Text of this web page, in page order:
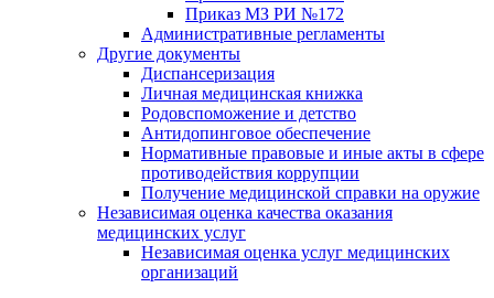
Приказ МЗ РИ №172
Административные регламенты
Другие документы
Диспансеризация
Личная медицинская книжка
Родовспоможение и детство
Антидопинговое обеспечение
Нормативные правовые и иные акты в сфере
противодействия коррупции
Получение медицинской справки на оружие
Независимая оценка качества оказания
медицинских услуг
Независимая оценка услуг медицинскиx
организаций